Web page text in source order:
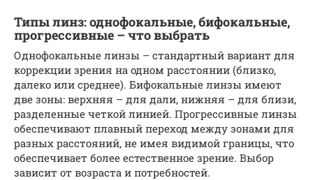
Типы линз: однофокальные, бифокальные,
прогрессивные – что выбрать
Однофокальные линзы – стандартный вариант для
коррекции зрения на одном расстоянии (близко,
далеко или среднее). Бифокальные линзы имеют
две зоны: верхняя – для дали, нижняя – для близи,
разделенные четкой линией. Прогрессивные линзы
обеспечивают плавный переход между зонами для
разных расстояний, не имея видимой границы, что
обеспечивает более естественное зрение. Выбор
зависит от возраста и потребностей.